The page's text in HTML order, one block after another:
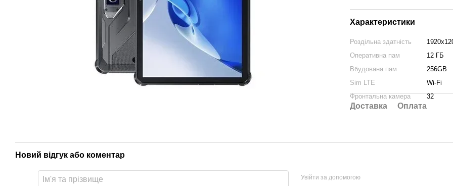
Характеристики
Роздільна здатність
Оперативна пам
12 ГБ
Вбудована пам
256GB
Sim LTE
Wi-Fi
Фронтальна камера
32
Доставка Оплата
Новий відгук або коментар
Увійти за допомогою